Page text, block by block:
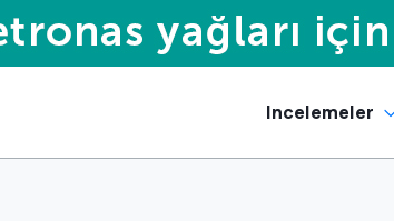
Incelemeler